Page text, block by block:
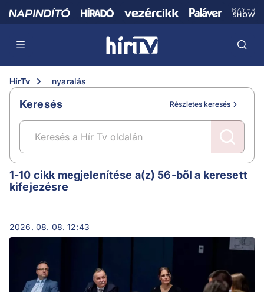
HírTv nyaralás
Keresés Részletes keresés
nyaralás
1-10 cikk megjelenítése a(z) 56-ből a keresett
kifejezésre
2026. 08. 08. 12:43